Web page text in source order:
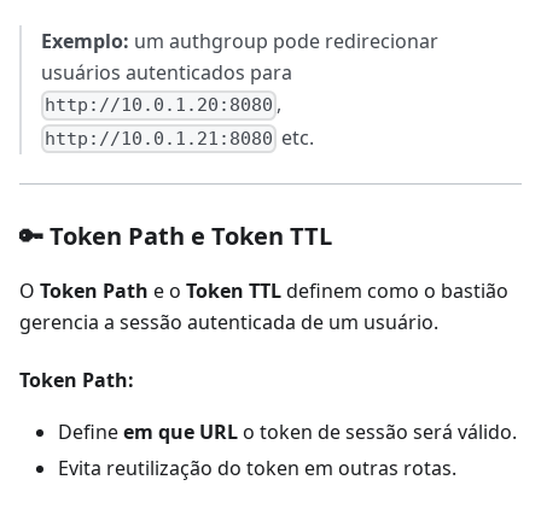
Exemplo: um authgroup pode redirecionar
usuários autenticados para
http://10.0.1.20:8080 ,
http://10.0.1.21:8080 etc.
🔑 Token Path e Token TTL
O Token Path e o Token TTLdefinem como o bastião
gerencia a sessão autenticada de um usuário.
Token Path:
Defineem que URLo token de sessão será válido.
Evita reutilização do token em outras rotas.